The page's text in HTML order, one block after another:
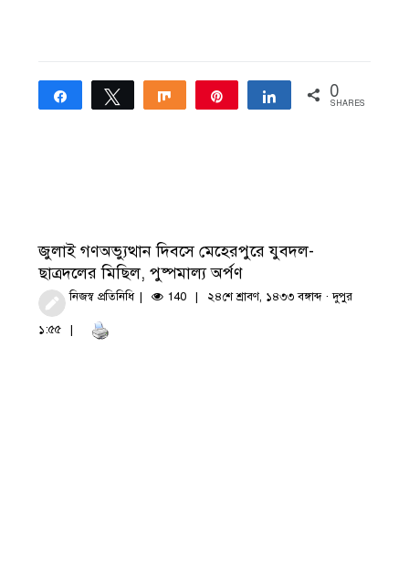
Share Tweet Share Share 0
SHARES
জুলাই গণঅভ্যুত্থান দিবসে মেহেরপুরে যুবদল-
ছাত্রদলের মিছিল, পুষ্পমাল্য অর্পণ
নিজস্ব প্রতিনিধি 140 ২৪শে শ্রাবণ, ১৪৩৩ বঙ্গাব্দ · দুপুর
১:৫৫